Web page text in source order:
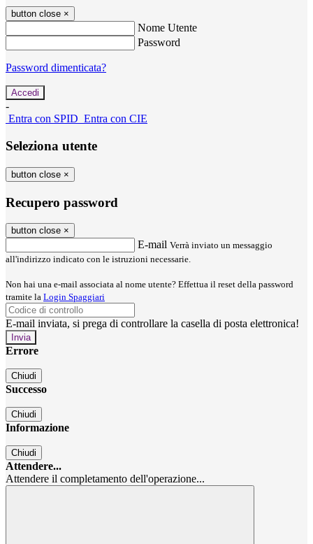
button close ×
Nome Utente
Password
Password dimenticata?
-
Entra con SPID Entra con CIE
Seleziona utente
button close ×
Recupero password
button close ×
E-mail Verrà inviato un messaggio
all'indirizzo indicato con le istruzioni necessarie.
Non hai una e-mail associata al nome utente? Effettua il reset della password
tramite la Login Spaggiari
E-mail inviata, si prega di controllare la casella di posta elettronica!
Errore
Chiudi
Successo
Chiudi
Informazione
Chiudi
Attendere...
Attendere il completamento dell'operazione...